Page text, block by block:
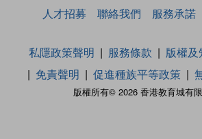
人才招募
聯絡我們 服務承諾
版權所有© 2026 香港教育城有
私隱政策聲明 服務條款
版權
免責聲明
促進種族平等政策